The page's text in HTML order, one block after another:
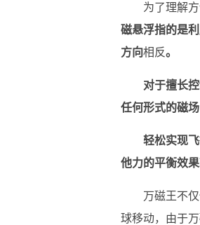
为了理解
磁悬浮指的是
方向相反。
对于擅长
任何形式的磁
轻松实现
他力的平衡效果
万磁王不
球移动，由于